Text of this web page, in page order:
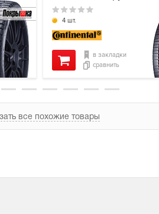
4 шт.
в закладки
сравнить
все похожие товары